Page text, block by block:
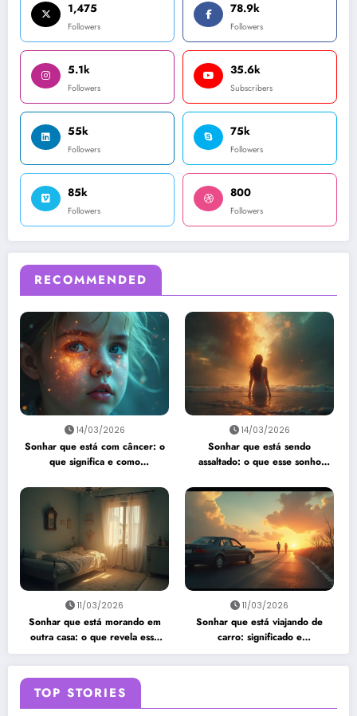
1,475
Followers
78.9k
Followers
5.1k
Followers
35.6k
Subscribers
55k
Followers
75k
Followers
85k
Followers
800
Followers
RECOMMENDED
14/03/2026
Sonhar que está com câncer: o
que significa e como
14/03/2026
Sonhar que está sendo
assaltado: o que esse sonho
11/03/2026
Sonhar que está morando em
outra casa: o que revela esse
sonho?
11/03/2026
Sonhar que está viajando de
carro: significado e
interpretação
TOP STORIES